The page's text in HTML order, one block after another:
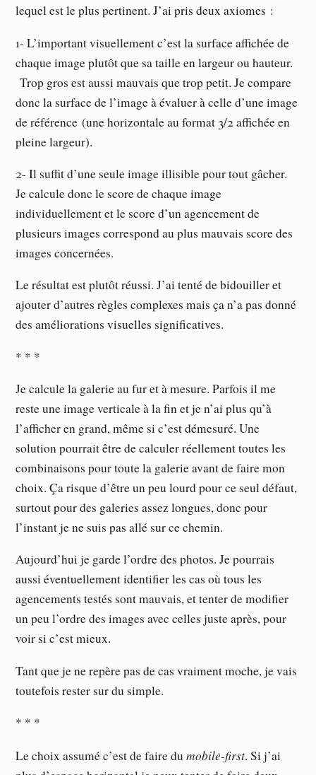
lequel est le plus pertinent. J’ai pris deux axiomes :
1- L’important visuellement c’est la surface affichée de
chaque image plutôt que sa taille en largeur ou hauteur.
Trop gros est aussi mauvais que trop petit. Je compare
donc la surface de l’image à évaluer à celle d’une image
de référence (une horizontale au format 3/2 affichée en
pleine largeur).
2- Il suffit d’une seule image illisible pour tout gâcher.
Je calcule donc le score de chaque image
individuellement et le score d’un agencement de
plusieurs images correspond au plus mauvais score des
images concernées.
Le résultat est plutôt réussi. J’ai tenté de bidouiller et
ajouter d’autres règles complexes mais ça n’a pas donné
des améliorations visuelles significatives.
* * *
Je calcule la galerie au fur et à mesure. Parfois il me
reste une image verticale à la fin et je n’ai plus qu’à
l’afficher en grand, même si c’est démesuré. Une
solution pourrait être de calculer réellement toutes les
combinaisons pour toute la galerie avant de faire mon
choix. Ça risque d’être un peu lourd pour ce seul défaut,
surtout pour des galeries assez longues, donc pour
l’instant je ne suis pas allé sur ce chemin.
Aujourd’hui je garde l’ordre des photos. Je pourrais
aussi éventuellement identifier les cas où tous les
agencements testés sont mauvais, et tenter de modifier
un peu l’ordre des images avec celles juste après, pour
voir si c’est mieux.
Tant que je ne repère pas de cas vraiment moche, je vais
toutefois rester sur du simple.
* * *
Le choix assumé c’est de faire dumobile-first. Si j’ai